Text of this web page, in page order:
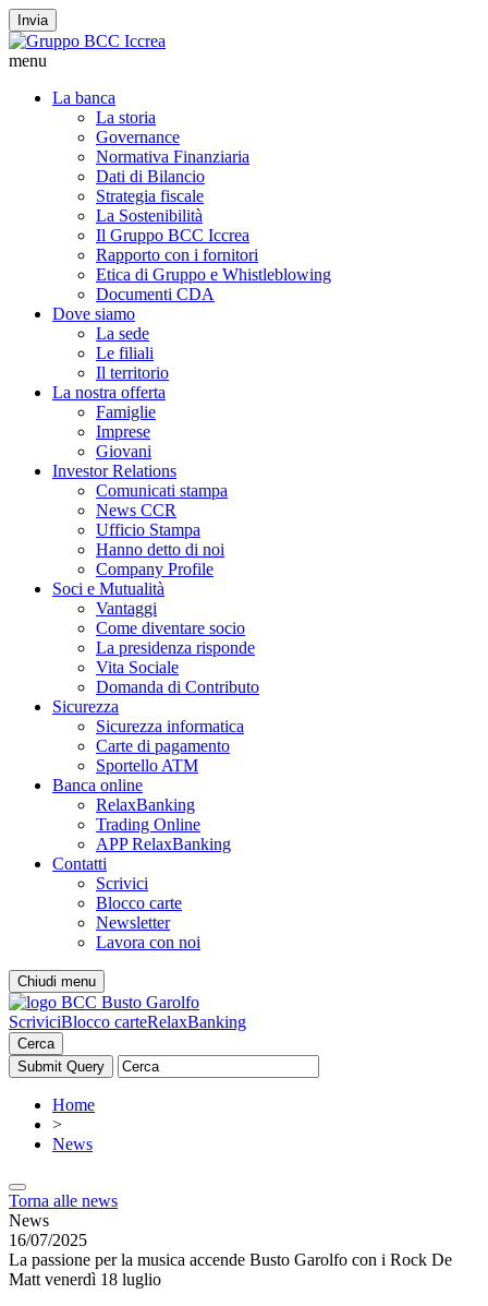
Invia
menu
La banca
La storia
Governance
Normativa Finanziaria
Dati di Bilancio
Strategia fiscale
La Sostenibilità
Il Gruppo BCC Iccrea
Rapporto con i fornitori
Etica di Gruppo e Whistleblowing
Documenti CDA
Dove siamo
La sede
Le filiali
Il territorio
La nostra offerta
Famiglie
Imprese
Giovani
Investor Relations
Comunicati stampa
News CCR
Ufficio Stampa
Hanno detto di noi
Company Profile
Soci e Mutualità
Vantaggi
Come diventare socio
La presidenza risponde
Vita Sociale
Domanda di Contributo
Sicurezza
Sicurezza informatica
Carte di pagamento
Sportello ATM
Banca online
RelaxBanking
Trading Online
APP RelaxBanking
Contatti
Scrivici
Blocco carte
Newsletter
Lavora con noi
Chiudi menu
ScriviciBlocco carteRelaxBanking
Cerca
Home
>
News
Torna alle news
News
16/07/2025
La passione per la musica accende Busto Garolfo con i Rock De
Matt venerdì 18 luglio